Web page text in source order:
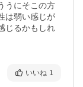
うにそこの方
は弱い感じが
じるかもしれ
いいね 1